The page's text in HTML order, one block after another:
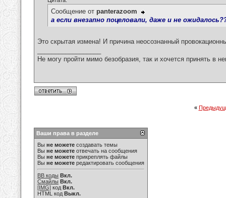
Сообщение от panterazoom
а если внезапно поцеловали, даже и не
Это скрытая измена! И причина неосознанный
Не могу пройти мимо безобразия, так и хочется принять в
«
Ваши права в разделе
Вы не можете создавать темы
Вы не можете отвечать на сообщения
Вы не можете прикреплять файлы
Вы не можете редактировать сообщения
BB коды Вкл.
Смайлы Вкл.
[IMG] код Вкл.
HTML код Выкл.